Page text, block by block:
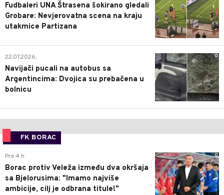
Fudbaleri UNA Štrasena šokirano gledali
Grobare: Nevjerovatna scena na kraju
utakmice Partizana
0
22.07.2026.
Navijači pucali na autobus sa
Argentincima: Dvojica su prebačena u
bolnicu
FK BORAC
0
Pre 4 h
Borac protiv Veleža između dva okršaja
sa Bjelorusima: "Imamo najviše
ambicije, cilj je odbrana titule!"